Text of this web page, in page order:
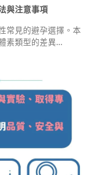
與注意事項
常見的避孕選擇。本
素類型的差異